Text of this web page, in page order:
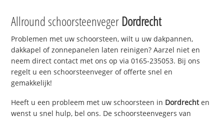
Allround schoorsteenveger Dordrecht
Problemen met uw schoorsteen, wilt u uw dakpannen,
dakkapel of zonnepanelen laten reinigen? Aarzel niet en
neem direct contact met ons op via 0165-235053. Bij ons
regelt u een schoorsteenveger of offerte snel en
gemakkelijk!
Heeft u een probleem met uw schoorsteen in Dordrechten
wenst u snel hulp, bel ons. De schoorsteenvegers van